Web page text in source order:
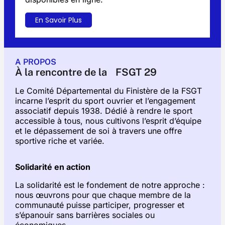
En Savoir Plus
A PROPOS
À la rencontre de la FSGT 29
Le Comité Départemental du Finistère de la FSGT
incarne l’esprit du sport ouvrier et l’engagement
associatif depuis 1938. Dédié à rendre le sport
accessible à tous, nous cultivons l’esprit d’équipe
et le dépassement de soi à travers une offre
sportive riche et variée.
Solidarité en action
La solidarité est le fondement de notre approche :
nous œuvrons pour que chaque membre de la
communauté puisse participer, progresser et
s’épanouir sans barrières sociales ou